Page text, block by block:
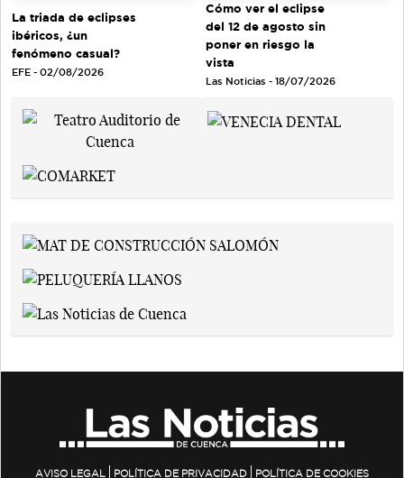
La triada de eclipses
ibéricos, ¿un
fenómeno casual?
EFE - 02/08/2026
Cómo ver el eclipse
del 12 de agosto sin
poner en riesgo la
vista
Las Noticias - 18/07/2026
AVISO LEGAL POLÍTICA DE PRIVACIDAD POLÍTICA DE COOKIES